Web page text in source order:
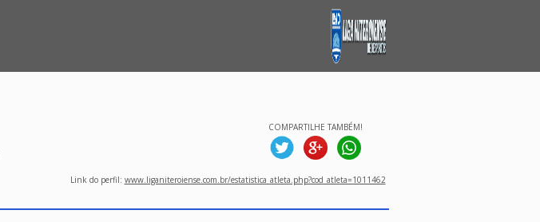
COMPARTILHE TAMBÉM!
Link do perfil: www.liganiteroiense.com.br/estatistica_atleta.php?cod_atleta=1011462